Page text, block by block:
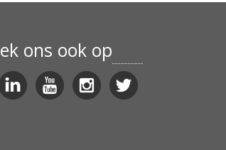
ons ook op